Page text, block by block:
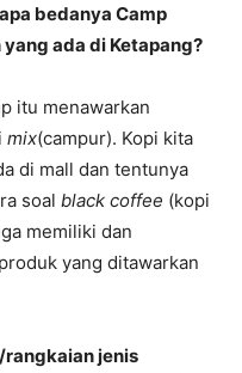
bedanya Camp
ada di Ketapang?
itu menawarkan
mix(campur). Kopi kita
di mall dan tentunya
soal black coffee (kopi
memiliki dan
yang ditawarkan
rangkaian jenis